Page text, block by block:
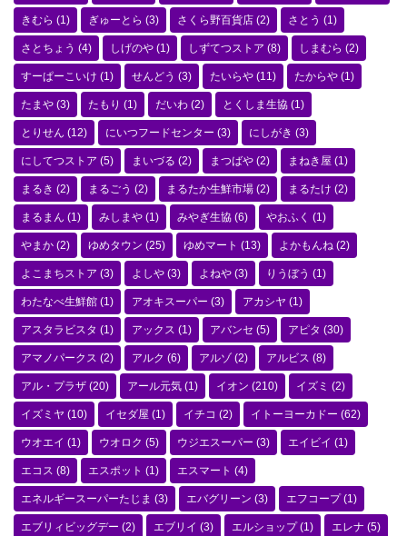
きむら (1) ぎゅーとら (3) さくら野百貨店 (2) さとう (1)
さとちょう (4) しげのや (1) しずてつストア (8) しまむら (2)
すーぱーこいけ (1) せんどう (3) たいらや (11) たからや (1)
たまや (3) たもり (1) だいわ (2) とくしま生協 (1)
とりせん (12) にいつフードセンター (3) にしがき (3)
にしてつストア (5) まいづる (2) まつばや (2) まねき屋 (1)
まるき (2) まるごう (2) まるたか生鮮市場 (2) まるたけ (2)
まるまん (1) みしまや (1) みやぎ生協 (6) やおふく (1)
やまか (2) ゆめタウン (25) ゆめマート (13) よかもんね (2)
よこまちストア (3) よしや (3) よねや (3) りうぼう (1)
わたなべ生鮮館 (1) アオキスーパー (3) アカシヤ (1)
アスタラビスタ (1) アックス (1) アバンセ (5) アピタ (30)
アマノパークス (2) アルク (6) アルゾ(2) アルビス (8)
アル・プラザ (20) アール元気 (1) イオン (210) イズミ (2)
イズミヤ (10) イセダ屋 (1) イチコ (2) イトーヨーカドー (62)
ウオエイ (1) ウオロク (5) ウジエスーパー (3) エイビイ (1)
エコス (8) エスポット (1) エスマート (4)
エネルギースーパーたじま (3) エバグリーン (3) エフコープ(1)
エブリィビッグデー (2) エブリイ (3) エルショップ(1) エレナ (5)